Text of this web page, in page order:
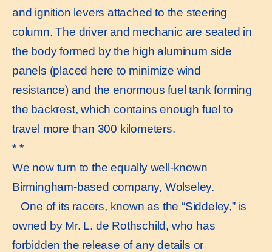
and ignition levers attached to the steering
column. The driver and mechanic are seated in
the body formed by the high aluminum side
panels (placed here to minimize wind
resistance) and the enormous fuel tank forming
the backrest, which contains enough fuel to
travel more than 300 kilometers.
* *
We now turn to the equally well-known
Birmingham-based company, Wolseley.
One of its racers, known as the “Siddeley,” is
owned by Mr. L. de Rothschild, who has
forbidden the release of any details or